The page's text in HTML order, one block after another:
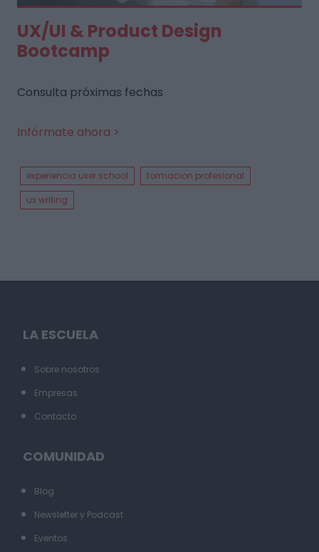
UX/UI & Product Design
Bootcamp
Consulta próximas fechas
Infórmate ahora >
experiencia uxer school
formacion profesional
ux writing
LA ESCUELA
Sobre nosotros
Empresas
Contacto
COMUNIDAD
Blog
Newsletter y Podcast
Eventos